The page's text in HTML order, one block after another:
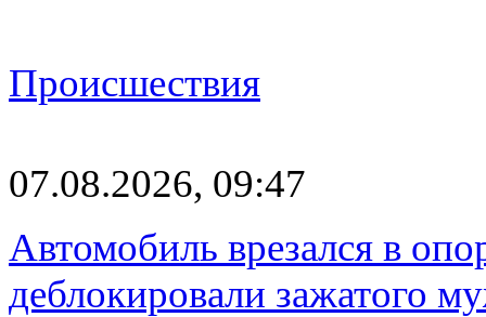
Происшествия
07.08.2026, 09:47
Автомобиль врезался в
деблокировали зажатого